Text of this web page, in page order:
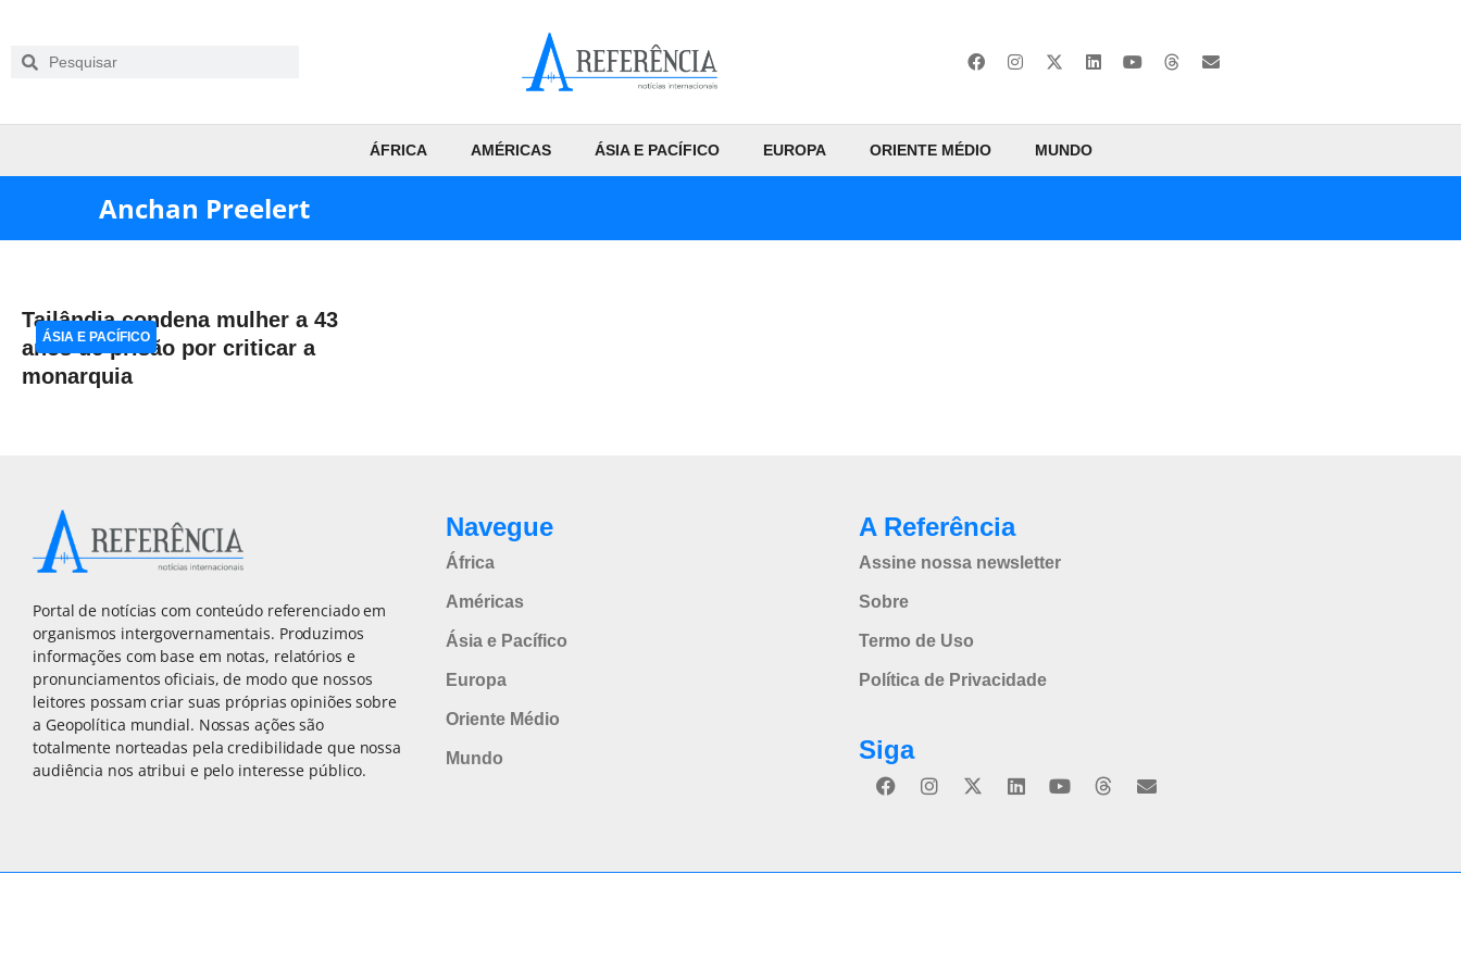
ÁFRICA AMÉRICAS ÁSIA E PACÍFICO EUROPA ORIENTE MÉDIO MUNDO
Anchan Preelert
Tailândia condena mulher a 43
anos de prisão por criticar a
monarquia
ÁSIA E PACÍFICO
Portal de notícias com conteúdo referenciado em
organismos intergovernamentais. Produzimos
informações com base em notas, relatórios e
pronunciamentos oficiais, de modo que nossos
leitores possam criar suas próprias opiniões sobre
a Geopolítica mundial. Nossas ações são
totalmente norteadas pela credibilidade que nossa
audiência nos atribui e pelo interesse público.
Navegue
África
Américas
Ásia e Pacífico
Europa
Oriente Médio
Mundo
A Referência
Assine nossa newsletter
Sobre
Termo de Uso
Política de Privacidade
Siga